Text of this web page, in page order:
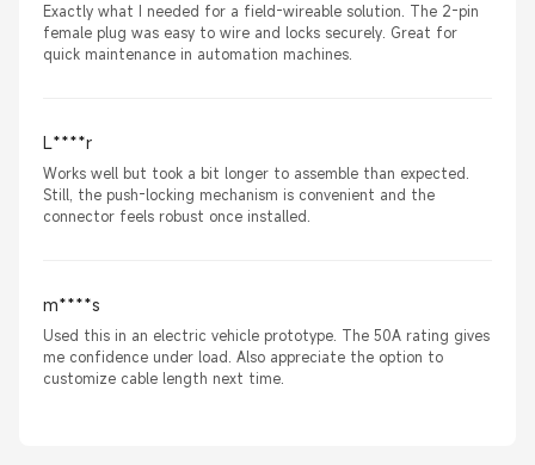
Exactly what I needed for a field-wireable solution. The 2-pin
female plug was easy to wire and locks securely. Great for
quick maintenance in automation machines.
L****r
Works well but took a bit longer to assemble than expected.
Still, the push-locking mechanism is convenient and the
connector feels robust once installed.
m****s
Used this in an electric vehicle prototype. The 50A rating gives
me confidence under load. Also appreciate the option to
customize cable length next time.